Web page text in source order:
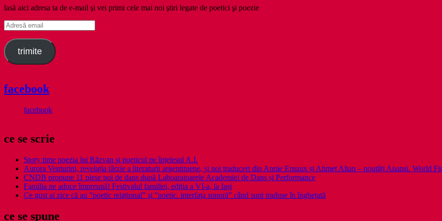
lasă aici adresa ta de e-mail şi vei primi cele mai noi ştiri legate de poetici şi poezie
Adresă
email
trimite
facebook
facebook
ce se scrie
Story time poezia lui Răzvan și poeticul pe înțelesul A.I.
Aurora Venturini, revelația târzie a literaturii argentiniene, și noi traduceri din Annie Ernaux și Ahmet Altan – noutăți Anansi. World
CNDB propune 11 piese noi de dans după Laboaratoarele Academiei de Dans și Performance
Familia ne aduce împreună! Festivalul familiei, ediția a VI-a, la Iași
Ce gust ai zice că au ”poetic relațional” și ”poetic. interfața sonoră” când sunt traduse în înghețată
ce se spune